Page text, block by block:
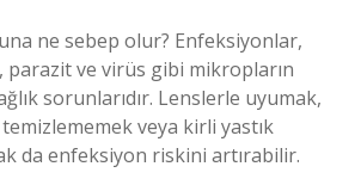
ne sebep olur? Enfeksiyonlar,
ve virüs gibi mikropların
sorunlarıdır. Lenslerle uyumak,
veya kirli yastık
da enfeksiyon riskini artırabilir.